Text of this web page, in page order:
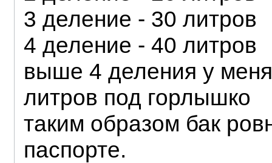
3 деление - 30 литров
4 деление - 40 литров
выше 4 деления у
литров под горлышко
таким образом бак
паспорте.